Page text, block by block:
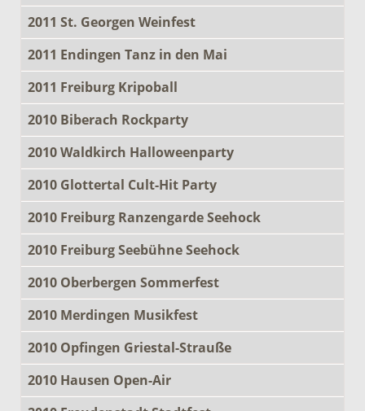
2011 St. Georgen Weinfest
2011 Endingen Tanz in den Mai
2011 Freiburg Kripoball
2010 Biberach Rockparty
2010 Waldkirch Halloweenparty
2010 Glottertal Cult-Hit Party
2010 Freiburg Ranzengarde Seehock
2010 Freiburg Seebühne Seehock
2010 Oberbergen Sommerfest
2010 Merdingen Musikfest
2010 Opfingen Griestal-Strauße
2010 Hausen Open-Air